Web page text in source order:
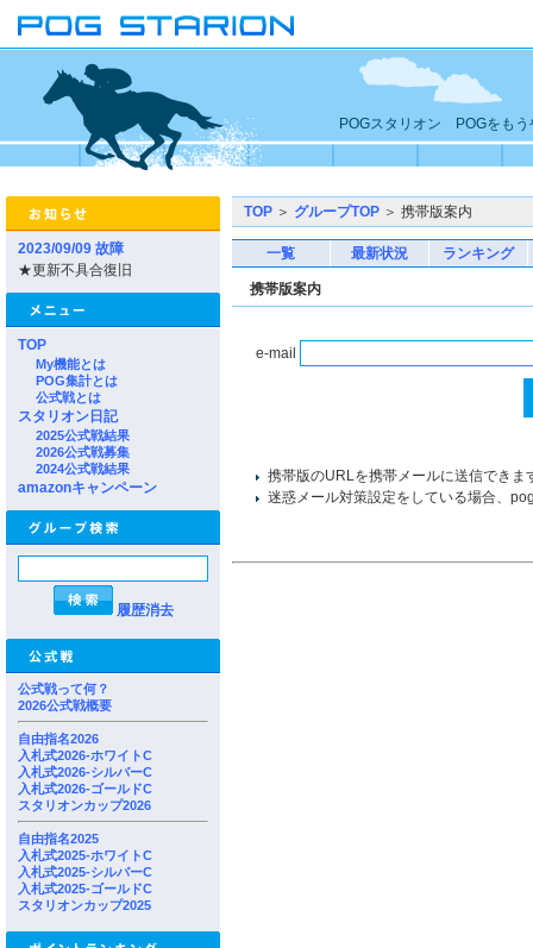
POGスタリオン POGをもう
2023/09/09 故障
★更新不具合復旧
TOP
My機能とは
POG集計とは
公式戦とは
スタリオン日記
2025公式戦結果
2026公式戦募集
2024公式戦結果
amazonキャンペーン
履歴消去
公式戦って何？
2026公式戦概要
自由指名2026
入札式2026-ホワイトC
入札式2026-シルバーC
入札式2026-ゴールドC
スタリオンカップ2026
自由指名2025
入札式2025-ホワイトC
入札式2025-シルバーC
入札式2025-ゴールドC
スタリオンカップ2025
TOP ＞ グループTOP ＞ 携帯版案内
一覧 最新状況 ランキング
携帯版案内
e-mail
携帯版のURLを携帯メールに送信できま
迷惑メール対策設定をしている場合、